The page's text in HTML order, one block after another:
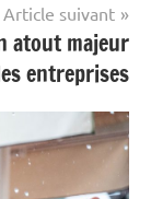
Article suivant
atout majeur
entreprises